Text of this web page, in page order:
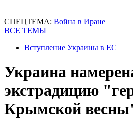
СПЕЦТЕМА: Война в Иране
ВСЕ ТЕМЫ
Вступление Украины в ЕС
Украина
экстрадицию
Крымской